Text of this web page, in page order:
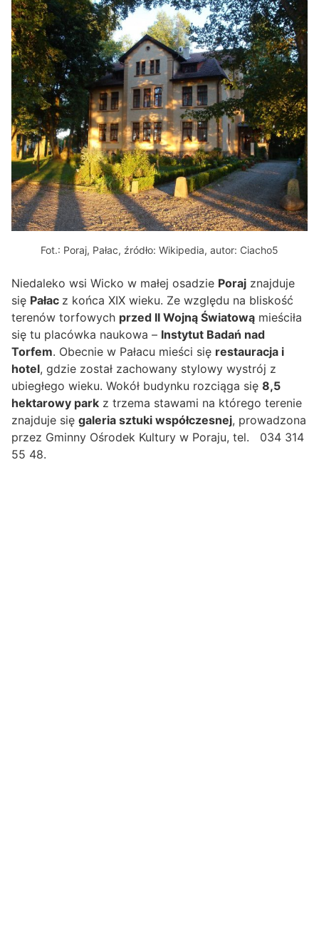
Fot.: Poraj, Pałac, źródło: Wikipedia, autor: Ciacho5
Niedaleko wsi Wicko w małej osadzie Poraj znajduje
się Pałac z końca XIX wieku. Ze względu na bliskość
terenów torfowych przed II Wojną Światową mieściła
się tu placówka naukowa – Instytut Badań nad
Torfem. Obecnie w Pałacu mieści się restauracja i
hotel, gdzie został zachowany stylowy wystrój z
ubiegłego wieku. Wokół budynku rozciąga się 8,5
hektarowy park z trzema stawami na którego terenie
znajduje się galeria sztuki współczesnej, prowadzona
przez Gminny Ośrodek Kultury w Poraju, tel. 034 314
55 48.